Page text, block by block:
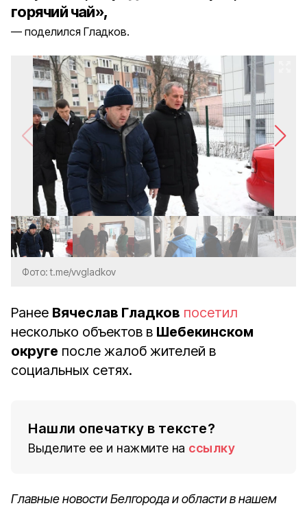
горячий чай»,
поделился Гладков.
Фото: t.me/vvgladkov
Ранее Вячеслав Гладков посетил
несколько объектов в Шебекинском
округе после жалоб жителей в
социальных сетях.
Нашли опечатку в тексте?
Выделите ее и нажмите на ссылку
Главные новости Белгорода и области в нашем